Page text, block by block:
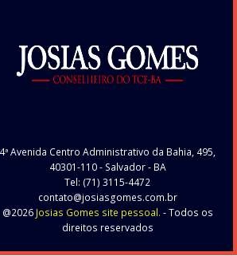
4ª Avenida Centro Administrativo da Bahia, 495,
40301-110- Salvador - BA
Tel: (71) 3115-4472
contato@josiasgomes.com.br
@2026 Josias Gomes site pessoal. - Todos os
direitos reservados